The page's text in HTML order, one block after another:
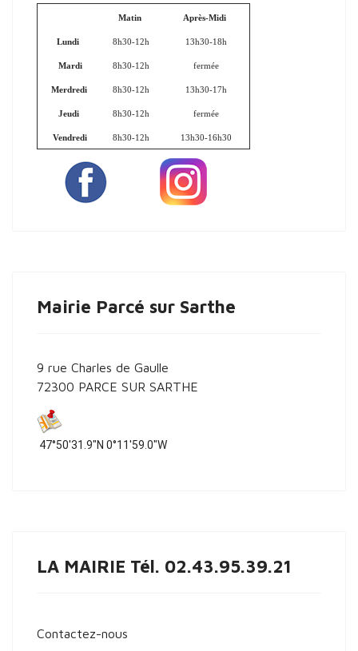
Matin Après-Midi
Lundi 8h30-12h 13h30-18h
Mardi 8h30-12h fermée
Merdredi 8h30-12h 13h30-17h
Jeudi 8h30-12h fermée
Vendredi 8h30-12h 13h30-16h30
Mairie Parcé sur Sarthe
9 rue Charles de Gaulle
72300 PARCE SUR SARTHE
47°50'31.9"N 0°11'59.0"W
LA MAIRIE Tél. 02.43.95.39.21
Contactez-nous